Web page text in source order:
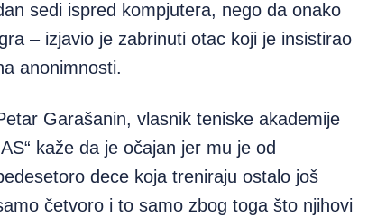
sedi ispred kompjutera, nego da onako
– izjavio je zabrinuti otac koji je insistirao
anonimnosti.
Garašanin, vlasnik teniske akademije
kaže da je očajan jer mu je od
dece koja treniraju ostalo još
četvoro i to samo zbog toga što njihovi